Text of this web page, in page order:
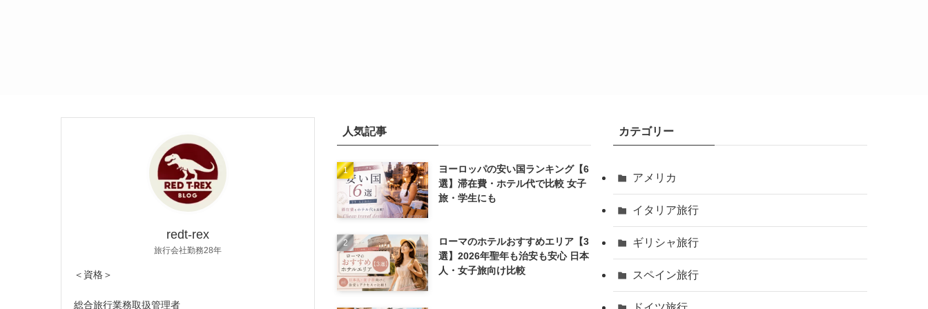
redt-rex
旅行会社勤務28年
＜資格＞
総合旅行業務取扱管理者
人気記事
ヨーロッパの安い国ランキング【6
選】滞在費・ホテル代で比較 女子
旅・学生にも
ローマのホテルおすすめエリア【3
選】2026年聖年も治安も安心 日本
人・女子旅向け比較
カテゴリー
アメリカ
イタリア旅行
ギリシャ旅行
スペイン旅行